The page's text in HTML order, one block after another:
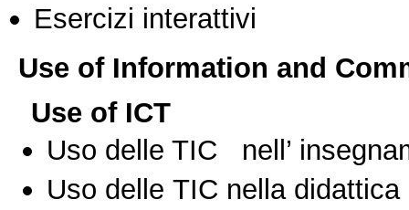
Esercizi interattivi
Use of Information and
Use of ICT
Uso delle TIC nell’
Uso delle TIC nella